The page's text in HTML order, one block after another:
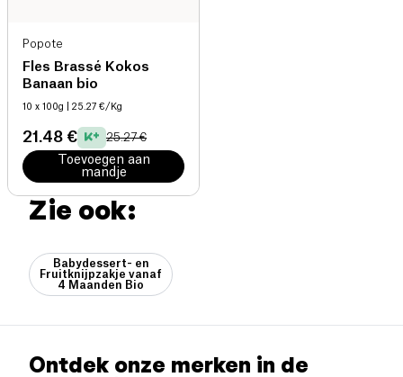
Popote
Fles Brassé Kokos
Banaan bio
10 x 100g | 25.27 €/Kg
21.48 € 25.27 €
Toevoegen aan
mandje
Zie ook:
Babydessert- en
Fruitknijpzakje vanaf
4 Maanden Bio
Ontdek onze merken in de